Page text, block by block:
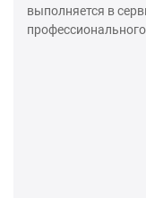
выполняется в